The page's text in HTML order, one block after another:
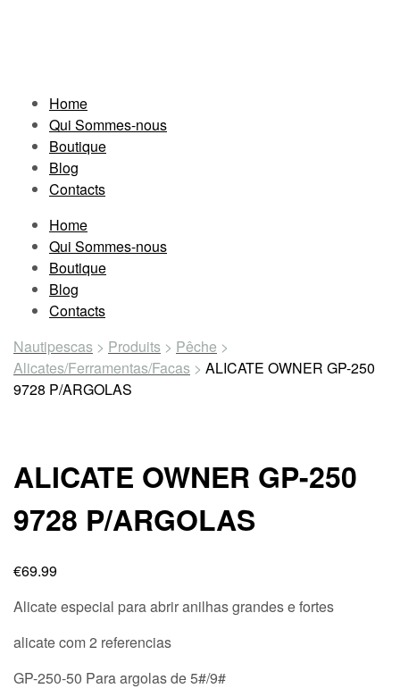
Home
Qui Sommes-nous
Boutique
Blog
Contacts
Home
Qui Sommes-nous
Boutique
Blog
Contacts
Nautipescas > Produits > Pêche >
Alicates/Ferramentas/Facas > ALICATE OWNER GP-250
9728 P/ARGOLAS
ALICATE OWNER GP-250
9728 P/ARGOLAS
€69.99
Alicate especial para abrir anilhas grandes e fortes
alicate com 2 referencias
GP-250-50 Para argolas de 5#/9#